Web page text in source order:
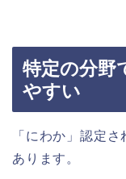
特定の分野
やすい
「にわか」認定
あります。